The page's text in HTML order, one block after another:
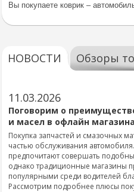
Вы покупаете коврик –
НОВОСТИ Обзоры
11.03.2026
Поговорим о
и масел в офлайн
Покупка запчастей и смазочных
частью обслуживания
предпочитают совершать
однако традиционные магазины
популярными среди водителей
Рассмотрим подробнее плюсы